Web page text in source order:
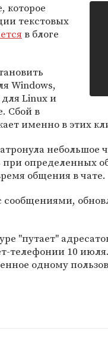
которое
текстовых
в блоге
Windows,
для Linux и
Сбой в
именно в этих
небольшое
определенных
общения в чате.
"путает"
телефонии 10
одному